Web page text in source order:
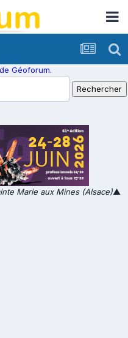
Géoforum.
Marie aux Mines (Alsace)▲